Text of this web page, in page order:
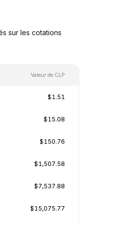
sur les cotations
Valeur de CLP
$1.51
$15.08
$150.76
$1,507.58
$7,537.88
$15,075.77